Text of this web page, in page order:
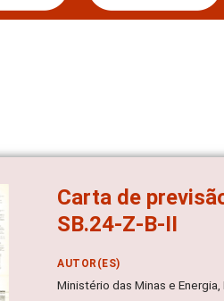
Carta de
SB.24-Z-B-II
AUTOR(ES)
Ministério das Minas e